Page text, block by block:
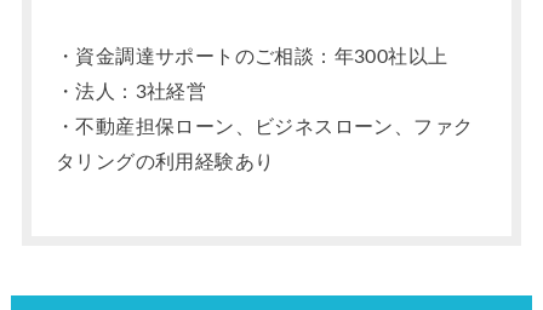
・資金調達サポートのご相談：年300社以上
・法人：3社経営
・不動産担保ローン、ビジネスローン、ファク
タリングの利用経験あり